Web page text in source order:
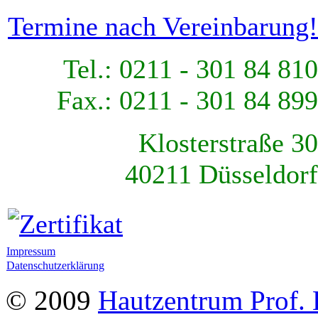
Termine nach Vereinbarung!
Tel.: 0211 - 301 84 810
Fax.: 0211 - 301 84 899
Klosterstraße 30
40211 Düsseldorf
Impressum
Datenschutzerklärung
© 2009 Hautzentrum Prof.